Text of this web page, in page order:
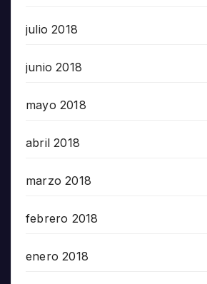
julio 2018
junio 2018
mayo 2018
abril 2018
marzo 2018
febrero 2018
enero 2018